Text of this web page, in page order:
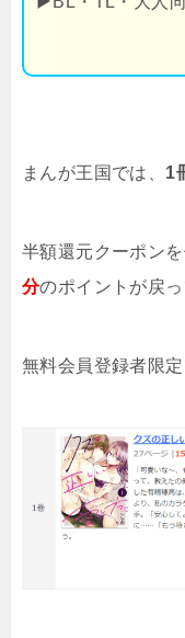
まんが王国では、 1
半額還元クーポン
分のポイントが戻っ
無料会員登録者限定